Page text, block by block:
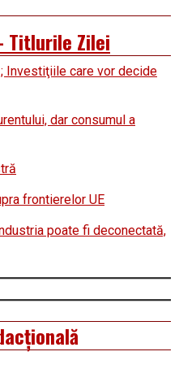
Titlurile Zilei
Investiţiile care vor decide
dar consumul a
frontierelor UE
poate fi deconectată,